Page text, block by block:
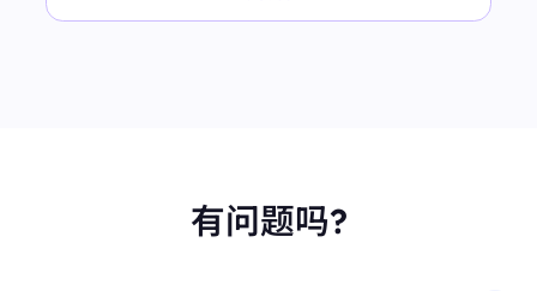
有问题吗?